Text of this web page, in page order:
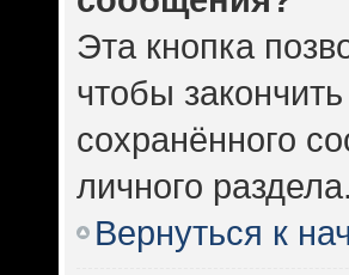
Эта кнопка
чтобы
сохранённого
личного раздела.
Вернуться к